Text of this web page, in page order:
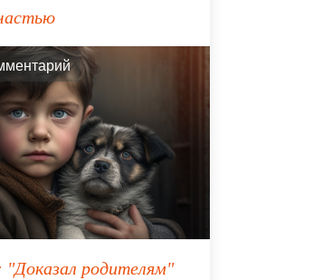
"Доказал родителям"